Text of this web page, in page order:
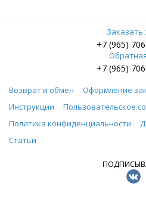
Заказать
+7 (965)
+7 (965)
Возврат и обмен Оформление
Инструкции
Пользовательское
Политика конфиденциальности
Статьи